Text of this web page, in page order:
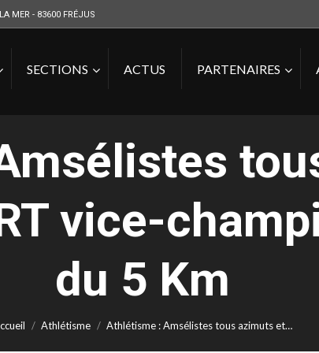
MER - 83600 FRÉJUS
SECTIONS ACTUS PARTENAIRES
vice-
du 5 Km
Vous êtes ici :
Athlétisme Athlétisme : Amsélistes tous azimuts et…